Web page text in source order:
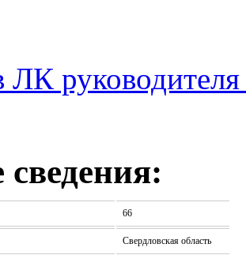
ЛК
66
Свердловская область